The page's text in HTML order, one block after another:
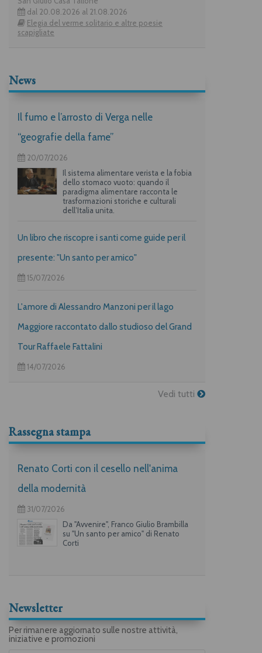
dal 20.08.2026 al 21.08.2026
Elegia del verme solitario e altre poesie
scapigliate
News
Il fumo e l’arrosto di Verga nelle
“geografie della fame”
20/07/2026
Il sistema alimentare verista e la fobia
dello stomaco vuoto: quando il
paradigma alimentare racconta le
trasformazioni storiche e culturali
dell’Italia unita.
Un libro che riscopre i santi come guide per il
presente: "Un santo per amico"
15/07/2026
L'amore di Alessandro Manzoni per il lago
Maggiore raccontato dallo studioso del Grand
Tour Raffaele Fattalini
14/07/2026
Vedi tutti
Rassegna stampa
Renato Corti con il cesello nell'anima
della modernità
31/07/2026
Da "Avvenire", Franco Giulio Brambilla
su "Un santo per amico" di Renato
Corti
Newsletter
Per rimanere aggiornato sulle nostre attività,
iniziative e promozioni